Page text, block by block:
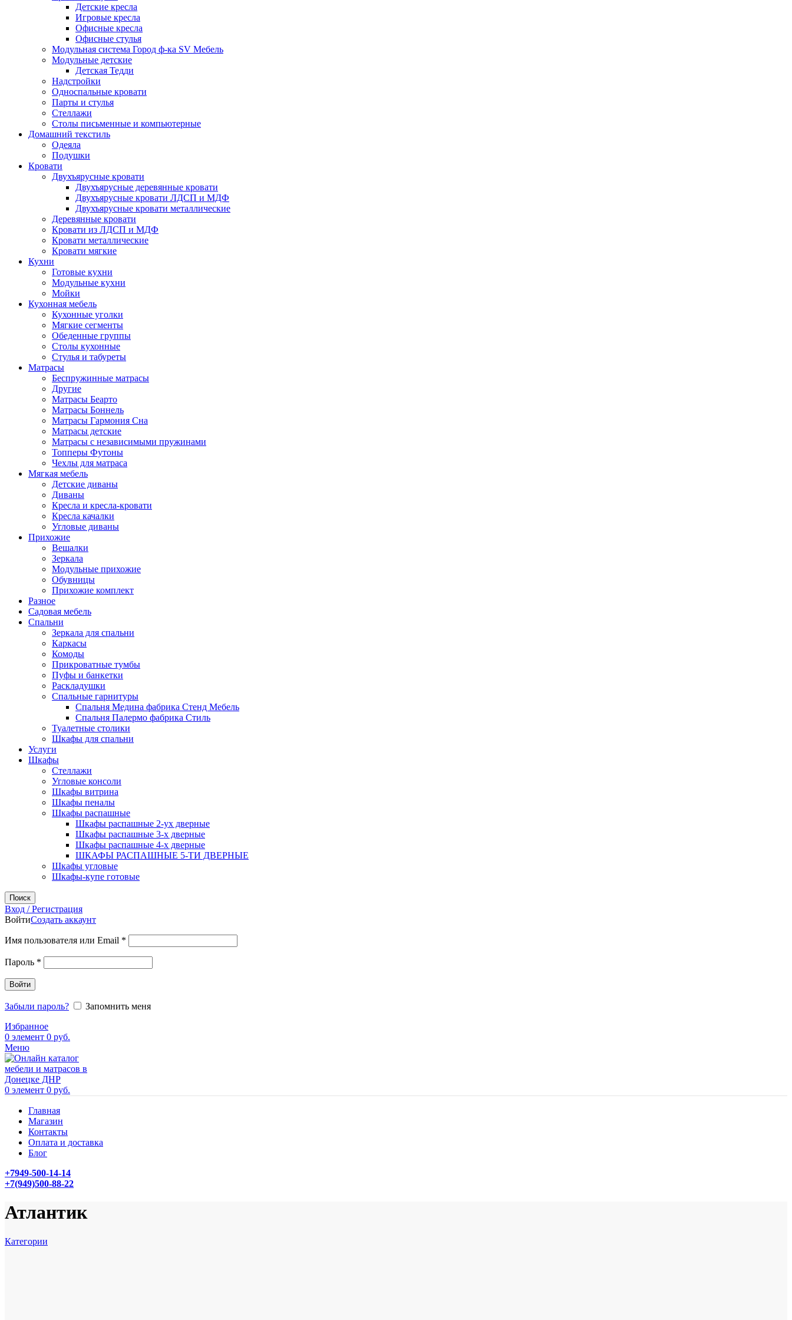
Детские кресла
Игровые кресла
Офисные кресла
Офисные стулья
Модульная система Город ф-ка SV Мебель
Модульные детские
Детская Тедди
Надстройки
Односпальные кровати
Парты и стулья
Стеллажи
Столы письменные и компьютерные
Домашний текстиль
Одеяла
Подушки
Кровати
Двухъярусные кровати
Двухъярусные деревянные кровати
Двухъярусные кровати ЛДСП и МДФ
Двухъярусные кровати металлические
Деревянные кровати
Кровати из ЛДСП и МДФ
Кровати металлические
Кровати мягкие
Кухни
Готовые кухни
Модульные кухни
Мойки
Кухонная мебель
Кухонные уголки
Мягкие сегменты
Обеденные группы
Столы кухонные
Стулья и табуреты
Матрасы
Беспружинные матрасы
Другие
Матрасы Беарто
Матрасы Боннель
Матрасы Гармония Сна
Матрасы детские
Матрасы с независимыми пружинами
Топперы Футоны
Чехлы для матраса
Мягкая мебель
Детские диваны
Диваны
Кресла и кресла-кровати
Кресла качалки
Угловые диваны
Прихожие
Вешалки
Зеркала
Модульные прихожие
Обувницы
Прихожие комплект
Разное
Садовая мебель
Спальни
Зеркала для спальни
Каркасы
Комоды
Прикроватные тумбы
Пуфы и банкетки
Раскладушки
Спальные гарнитуры
Спальня Медина фабрика Стенд Мебель
Спальня Палермо фабрика Стиль
Туалетные столики
Шкафы для спальни
Услуги
Шкафы
Стеллажи
Угловые консоли
Шкафы витрина
Шкафы пеналы
Шкафы распашные
Шкафы распашные 2-ух дверные
Шкафы распашные 3-х дверные
Шкафы распашные 4-х дверные
ШКАФЫ РАСПАШНЫЕ 5-ТИ ДВЕРНЫЕ
Шкафы угловые
Шкафы-купе готовые
Поиск
Вход / Регистрация
ВойтиСоздать аккаунт
Имя пользователя или Email *
Пароль *
Войти
Забыли пароль?
Запомнить меня
Избранное
0 элемент 0 руб.
Меню
0 элемент 0 руб.
Главная
Магазин
Контакты
Оплата и доставка
Блог
+7949-500-14-14
+7(949)500-88-22
Атлантик
Категории